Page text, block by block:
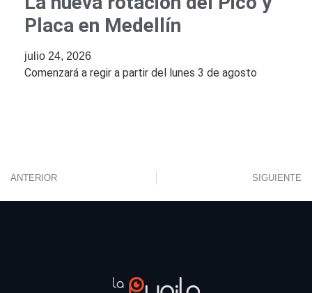
Placa en Medellín
julio 24, 2026
Comenzará a regir a partir del lunes 3 de agosto
ANTERIOR SIGUIENTE